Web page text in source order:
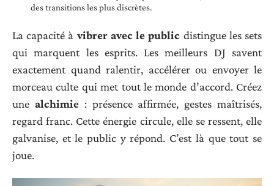
des transitions les plus discrètes.
La capacité à vibrer avec le public distingue les sets
qui marquent les esprits. Les meilleurs DJ savent
exactement quand ralentir, accélérer ou envoyer le
morceau culte qui met tout le monde d’accord. Créez
une alchimie: présence affirmée, gestes maîtrisés,
regard franc. Cette énergie circule, elle se ressent, elle
galvanise, et le public y répond. C’est là que tout se
joue.